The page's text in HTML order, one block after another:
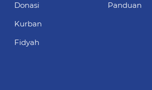
Donasi
Kurban
Fidyah
Panduan